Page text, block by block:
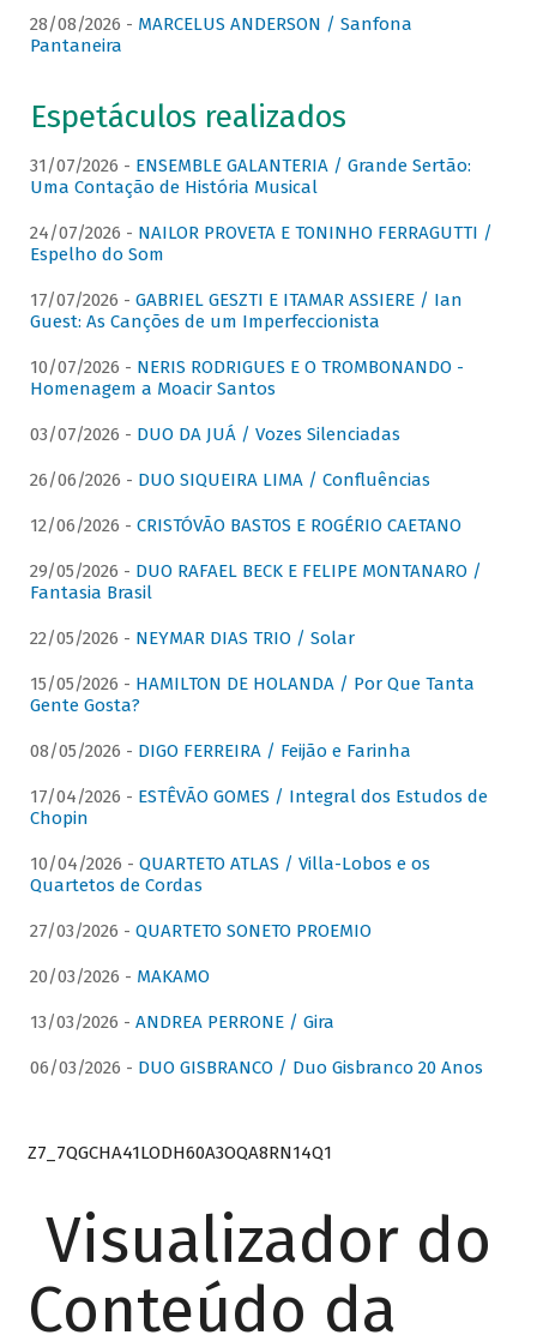
28/08/2026 - MARCELUS ANDERSON / Sanfona
Pantaneira
Espetáculos realizados
31/07/2026 - ENSEMBLE GALANTERIA / Grande Sertão:
Uma Contação de História Musical
24/07/2026 - NAILOR PROVETA E TONINHO FERRAGUTTI /
Espelho do Som
17/07/2026 - GABRIEL GESZTI E ITAMAR ASSIERE / Ian
Guest: As Canções de um Imperfeccionista
10/07/2026 - NERIS RODRIGUES E O TROMBONANDO -
Homenagem a Moacir Santos
03/07/2026 - DUO DA JUÁ / Vozes Silenciadas
26/06/2026 - DUO SIQUEIRA LIMA / Confluências
12/06/2026 - CRISTÓVÃO BASTOS E ROGÉRIO CAETANO
29/05/2026 - DUO RAFAEL BECK E FELIPE MONTANARO /
Fantasia Brasil
22/05/2026 - NEYMAR DIAS TRIO / Solar
15/05/2026 - HAMILTON DE HOLANDA / Por Que Tanta
Gente Gosta?
08/05/2026 - DIGO FERREIRA / Feijão e Farinha
17/04/2026 - ESTÊVÃO GOMES / Integral dos Estudos de
Chopin
10/04/2026 - QUARTETO ATLAS / Villa-Lobos e os
Quartetos de Cordas
27/03/2026 - QUARTETO SONETO PROEMIO
20/03/2026 - MAKAMO
13/03/2026 - ANDREA PERRONE / Gira
06/03/2026 - DUO GISBRANCO / Duo Gisbranco 20 Anos
Z7_7QGCHA41LODH60A3OQA8RN14Q1
Visualizador do
Conteúdo da